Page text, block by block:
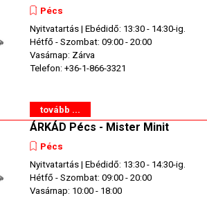
Pécs
Nyitvatartás | Ebédidő: 13:30 - 14:30-ig.
Hétfő - Szombat: 09:00 - 20:00
Vasárnap: Zárva
Telefon: +36-1-866-3321
tovább ...
ÁRKÁD Pécs - Mister Minit
Pécs
Nyitvatartás | Ebédidő: 13:30 - 14:30-ig.
Hétfő - Szombat: 09:00 - 20:00
Vasárnap: 10:00 - 18:00